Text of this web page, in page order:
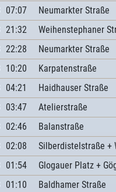
07:07 Neumarkter Straße
21:32 Weihenstephaner
22:28 Neumarkter Straße
10:20 Karpatenstraße
04:21 Haidhauser Straße
03:47 Atelierstraße
02:46 Balanstraße
02:08 Silberdistelstraße +
01:54 Glogauer Platz +
01:10 Baldhamer Straße